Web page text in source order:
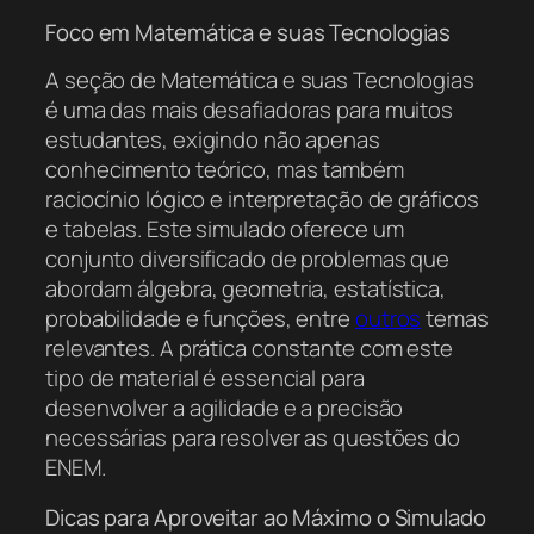
Foco em Matemática e suas Tecnologias
A seção de Matemática e suas Tecnologias
é uma das mais desafiadoras para muitos
estudantes, exigindo não apenas
conhecimento teórico, mas também
raciocínio lógico e interpretação de gráficos
e tabelas. Este simulado oferece um
conjunto diversificado de problemas que
abordam álgebra, geometria, estatística,
probabilidade e funções, entreoutrostemas
relevantes. A prática constante com este
tipo de material é essencial para
desenvolver a agilidade e a precisão
necessárias para resolver as questões do
ENEM.
Dicas para Aproveitar ao Máximo o Simulado